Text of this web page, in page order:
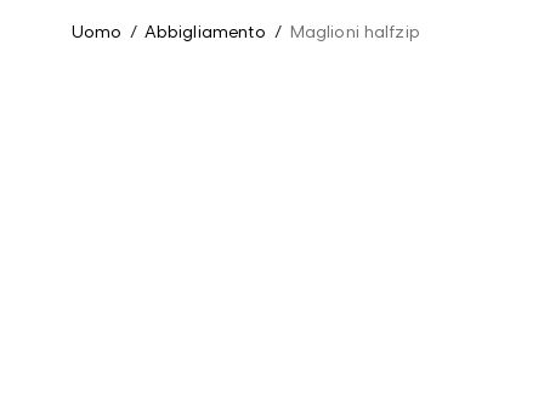
Uomo / Abbigliamento / Maglioni halfzip